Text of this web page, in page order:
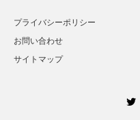
プライバシーポリシー
お問い合わせ
サイトマップ